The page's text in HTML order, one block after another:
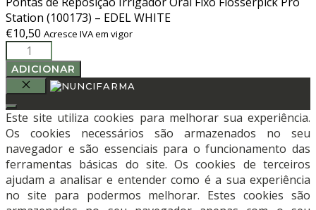
Station (100173) – EDEL WHITE
€10,50 Acresce IVA em vigor
Quantidade
de
Pontas
de
Reposição
Irrigador
Oral
Fixo
Flosserpick
Pro
Station
ADICIONAR
Este site utiliza cookies para melhorar sua experiência.
Os cookies necessários são armazenados no seu
navegador e são essenciais para o funcionamento das
ferramentas básicas do site. Os cookies de terceiros
ajudam a analisar e entender como é a sua experiência
no site para podermos melhorar. Estes cookies são